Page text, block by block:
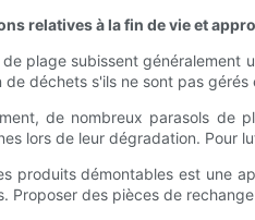
relatives à la fin de vie et
de plage subissent généralement
de déchets s'ils ne sont pas
de nombreux parasols de
lors de leur dégradation. Pour
produits démontables est une
Proposer des pièces de